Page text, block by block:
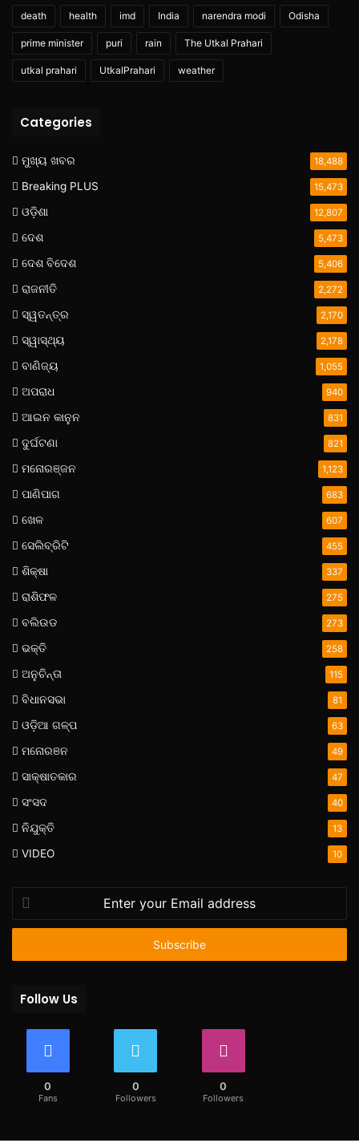
death health imd India narendra modi Odisha
prime minister puri rain The Utkal Prahari
utkal prahari UtkalPrahari weather
Categories
ମୁଖ୍ୟ ଖବର 18,488
Breaking PLUS 15,473
ଓଡ଼ିଶା 12,807
ଦେଶ 5,473
ଦେଶ ବିଦେଶ 5,406
ରାଜନୀତି 2,272
ସ୍ୱତନ୍ତ୍ର 2,170
ସ୍ୱାସ୍ଥ୍ୟ 2,178
ବାଣିଜ୍ୟ 1,055
ଅପରାଧ 940
ଆଇନ କାନୁନ 831
ଦୁର୍ଘଟଣା 821
ମନୋରଞ୍ଜନ 1,123
ପାଣିପାଗ 683
ଖେଳ 607
ସେଲିବ୍ରିଟି 455
ଶିକ୍ଷା 337
ରାଶିଫଳ 275
ବଲିଉଡ 273
ଭକ୍ତି 258
ଅନୁଚିନ୍ତା 115
ବିଧାନସଭା 81
ଓଡ଼ିଆ ଗଳ୍ପ 63
ମନୋରଞନ 49
ସାକ୍ଷାତକାର 47
ସଂସଦ 40
ନିଯୁକ୍ତି 13
VIDEO 10
your
Email
Follow Us
0
Fans
0
Followers
0
Followers